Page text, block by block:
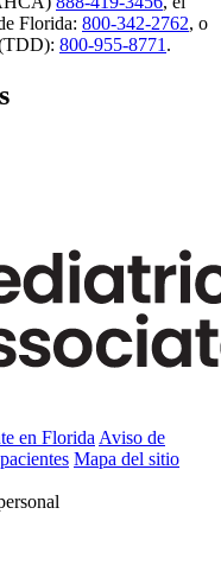
Florida: 800-342-2762, o
800-955-8771 .
en Florida Aviso de
Mapa del sitio